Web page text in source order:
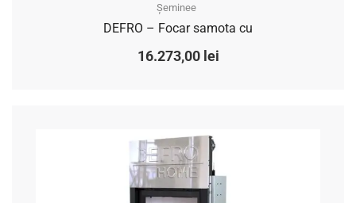
Șeminee
DEFRO – Focar samota cu
16.273,00 lei